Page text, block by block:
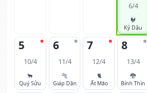
6/4
🐓
Kỷ Dậu
5
10/4
🐂
Quý Sửu
6
11/4
🐅
Giáp Dần
7
12/4
🐈
Ất Mão
8
13/4
🐉
Bính Thìn